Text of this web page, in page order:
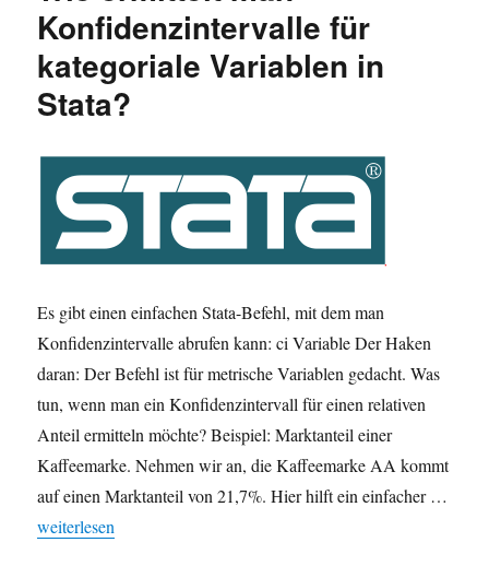
Konfidenzintervalle für
kategoriale Variablen in
Stata?
Es gibt einen einfachen Stata-Befehl, mit dem man
Konfidenzintervalle abrufen kann: ci Variable Der Haken
daran: Der Befehl ist für metrische Variablen gedacht. Was
tun, wenn man ein Konfidenzintervall für einen relativen
Anteil ermitteln möchte? Beispiel: Marktanteil einer
Kaffeemarke. Nehmen wir an, die Kaffeemarke AA kommt
auf einen Marktanteil von 21,7%. Hier hilft ein einfacher …
„Wie ermittelt man Konfidenzintervalle für kategoriale Variablen
weiterlesen